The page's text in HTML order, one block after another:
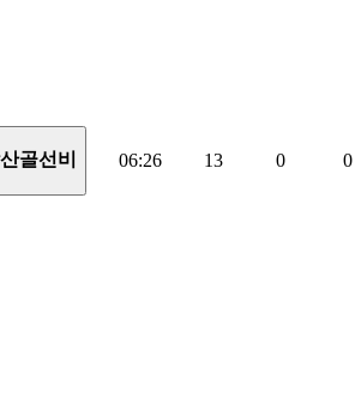
골선비 06:26 13 0 0